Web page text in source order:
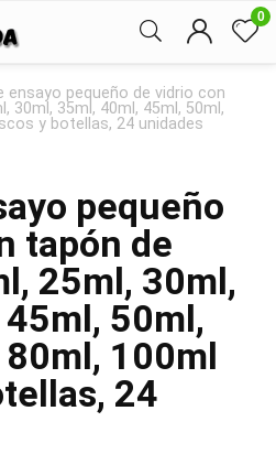
0
ensayo pequeño de vidrio con
30ml, 35ml, 40ml, 45ml, 50ml,
y botellas, 24 unidades
pequeño
tapón de
25ml, 30ml,
50ml,
100ml
24